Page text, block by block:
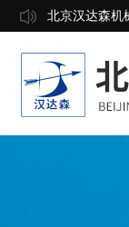
北京汉达森机